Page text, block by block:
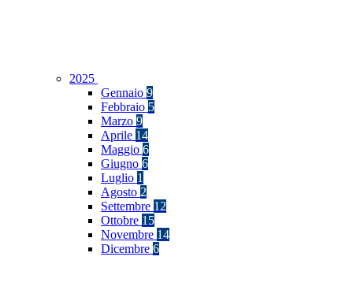
2025
Gennaio 9
Febbraio 5
Marzo 9
Aprile 14
Maggio 6
Giugno 6
Luglio 1
Agosto 2
Settembre 12
Ottobre 15
Novembre 14
Dicembre 6